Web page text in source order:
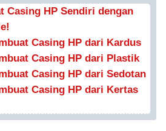
Casing HP Sendiri dengan
Casing HP dari Kardus
Casing HP dari Plastik
Casing HP dari Sedotan
Casing HP dari Kertas